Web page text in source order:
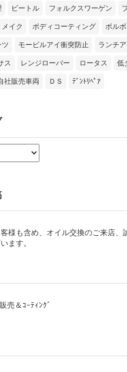
ビートル フォルクスワーゲン
イク ボディコーティング ボルボ
ツ モービルアイ衝突防止 ランチア
ス レンジローバー ロータス 低
社販売車両 ＤＳ ﾃﾞﾝﾄﾘﾍﾟｱ
様も含め、オイル交換のご来店、
ます。
売＆ｺｰﾃｨﾝｸﾞ